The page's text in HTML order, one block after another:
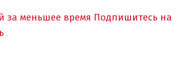
за меньшее время Подпишитесь на